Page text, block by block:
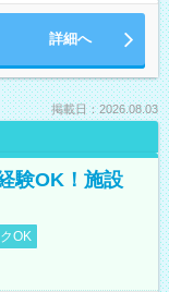
詳細へ
掲載日：2026.08.03
験OK！施設
OK